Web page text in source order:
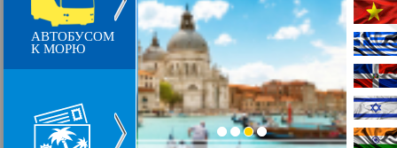
АВТОБУСОМ
К МОРЮ